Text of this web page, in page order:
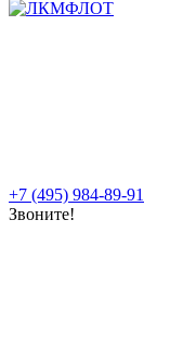
+7 (495) 984-89-91
Звоните!